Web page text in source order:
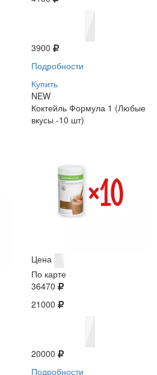
3900
Подробности
Купить
NEW
Коктейль Формула 1 (Любые
вкусы -10 шт)
Цена
По карте
36470
21000
20000
Подробности